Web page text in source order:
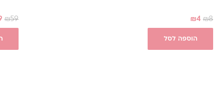
₪8
₪4
הוספה לסל
₪59